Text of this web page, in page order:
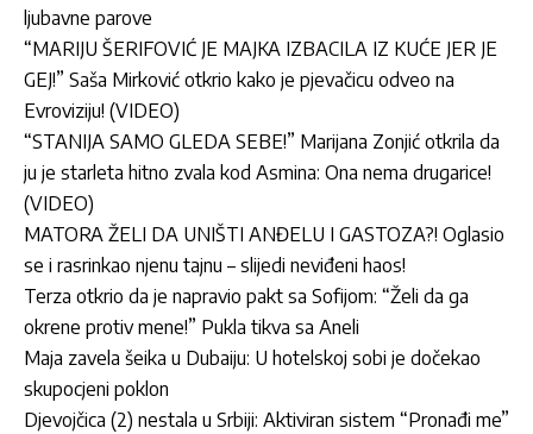
ljubavne parove
“MARIJU ŠERIFOVIĆ JE MAJKA IZBACILA IZ KUĆE JER JE
GEJ!” Saša Mirković otkrio kako je pjevačicu odveo na
Evroviziju! (VIDEO)
“STANIJA SAMO GLEDA SEBE!” Marijana Zonjić otkrila da
ju je starleta hitno zvala kod Asmina: Ona nema drugarice!
(VIDEO)
MATORA ŽELI DA UNIŠTI ANĐELU I GASTOZA?! Oglasio
se i rasrinkao njenu tajnu – slijedi neviđeni haos!
Terza otkrio da je napravio pakt sa Sofijom: “Želi da ga
okrene protiv mene!” Pukla tikva sa Aneli
Maja zavela šeika u Dubaiju: U hotelskoj sobi je dočekao
skupocjeni poklon
Djevojčica (2) nestala u Srbiji: Aktiviran sistem “Pronađi me”